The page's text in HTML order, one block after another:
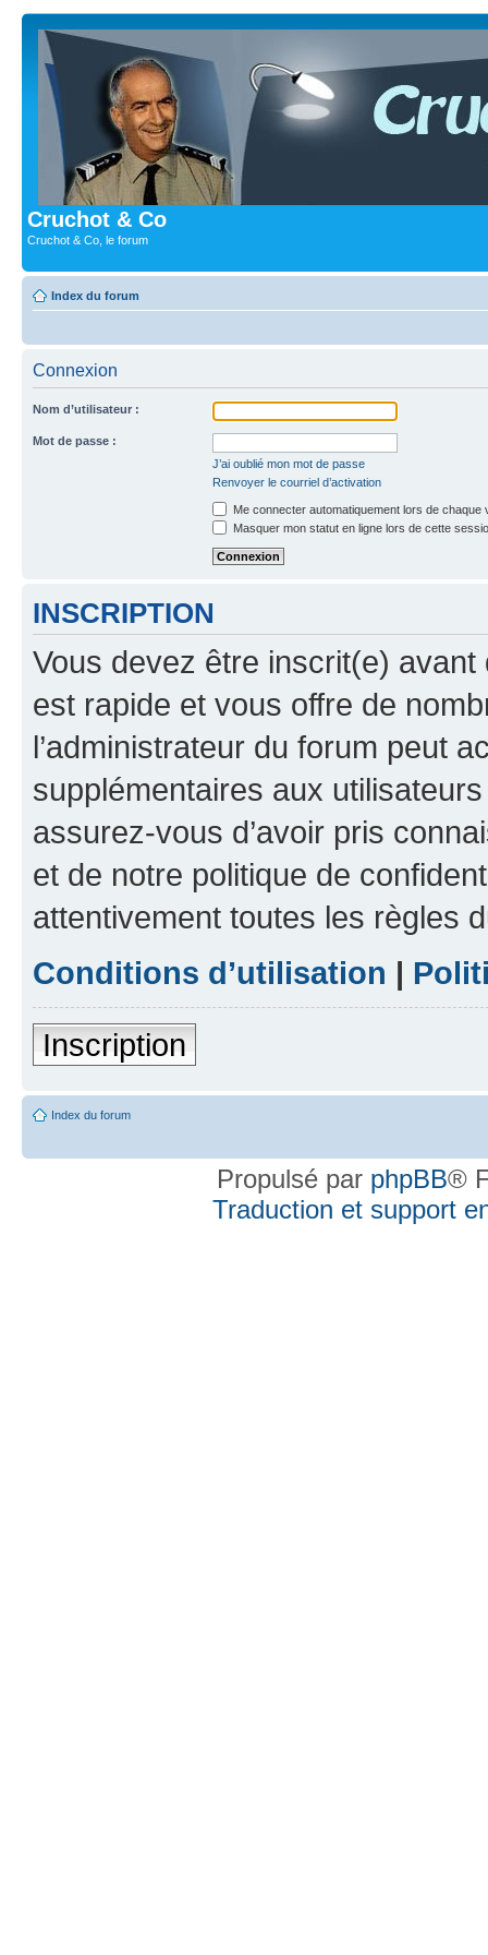
Cruchot & Co
Cruchot & Co, le forum
Index du forum
Connexion
Nom d’utilisateur :
Mot de passe :
J’ai oublié mon mot de passe
Renvoyer le courriel d’activation
Me connecter automatiquement lors de chaque
Masquer mon statut en ligne lors de cette
INSCRIPTION
Vous devez être inscrit(e) avant
est rapide et vous offre de
l’administrateur du forum peut
supplémentaires aux
assurez-vous d’avoir pris
et de notre politique de
attentivement toutes les règles
Conditions d’utilisation |
Inscription
Index du forum
Propulsé par phpBB®
Traduction et support